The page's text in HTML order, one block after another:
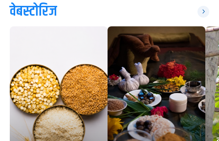
वेबस्टोरिज